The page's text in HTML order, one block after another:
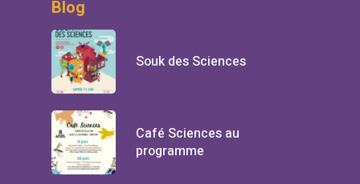
Blog
Souk des Sciences
Café Sciences au
programme